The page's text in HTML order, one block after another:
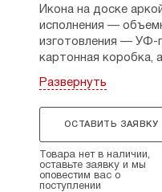
Икона на доске
исполнения —
изготовления — УФ-
картонная коробка,
Размер иконы, 10×12
Развернуть
ОСТАВИТЬ ЗАЯВКУ
Товара нет в наличии,
оставьте заявку и мы
оповестим вас о
поступлении